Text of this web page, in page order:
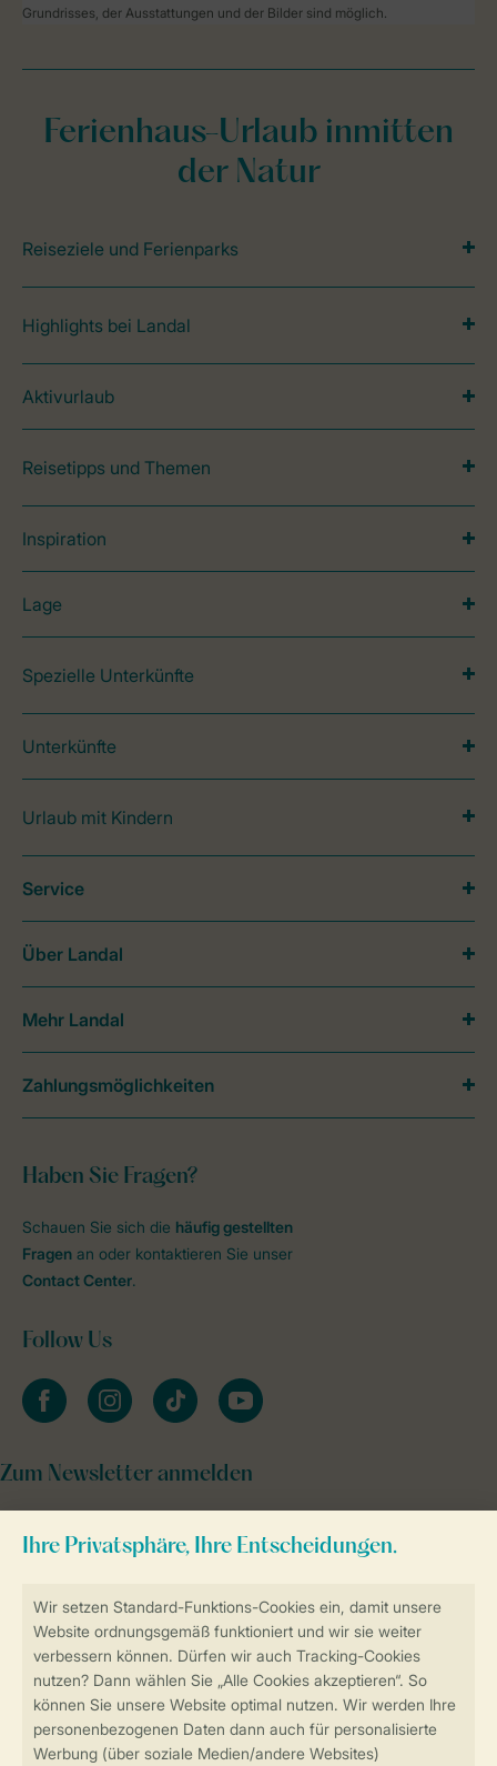
Grundrisses, der Ausstattungen und der Bilder sind möglich.
Sicher und schnell zur Online-Buchung
Sichere Datenübertragung
Sicheres Bezahlen
Ferienhaus-Urlaub inmitten
der Natur
Reiseziele und Ferienparks
Highlights bei Landal
Aktivurlaub
Reisetipps und Themen
Inspiration
Lage
Spezielle Unterkünfte
Unterkünfte
Urlaub mit Kindern
Haben Sie Fragen?
Schauen Sie sich die häufig gestellten
Fragen an oder kontaktieren Sie unser
Contact Center.
Follow Us
facebookinstagramtiktok youtube
Zum Newsletter anmelden
Service
Über Landal
Mehr Landal
Zahlungsmöglichkeiten